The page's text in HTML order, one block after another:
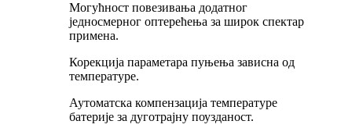
Могућност повезивања додатног
једносмерног оптерећења за широк спектар
примена.
Корекција параметара пуњења зависна од
температуре.
Аутоматска компензација температуре
батерије за дуготрајну поузданост.